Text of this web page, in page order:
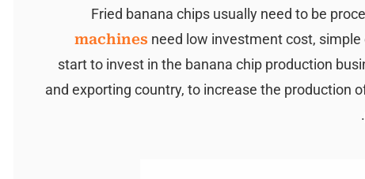
Fried banana chips usually need to be
machines need low investment cost,
start to invest in the banana chip production
and exporting country, to increase the production